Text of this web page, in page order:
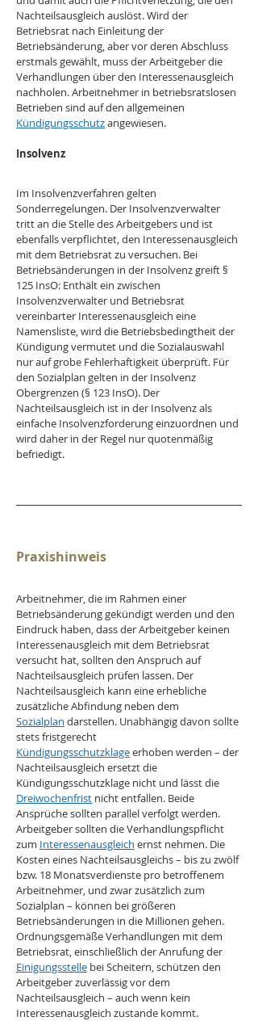
Nachteilsausgleich auslöst. Wird der
Betriebsrat nach Einleitung der
Betriebsänderung, aber vor deren Abschluss
erstmals gewählt, muss der Arbeitgeber die
Verhandlungen über den Interessenausgleich
nachholen. Arbeitnehmer in betriebsratslosen
Betrieben sind auf den allgemeinen
Kündigungsschutz angewiesen.
Insolvenz
Im Insolvenzverfahren gelten
Sonderregelungen. Der Insolvenzverwalter
tritt an die Stelle des Arbeitgebers und ist
ebenfalls verpflichtet, den Interessenausgleich
mit dem Betriebsrat zu versuchen. Bei
Betriebsänderungen in der Insolvenz greift §
125 InsO: Enthält ein zwischen
Insolvenzverwalter und Betriebsrat
vereinbarter Interessenausgleich eine
Namensliste, wird die Betriebsbedingtheit der
Kündigung vermutet und die Sozialauswahl
nur auf grobe Fehlerhaftigkeit überprüft. Für
den Sozialplan gelten in der Insolvenz
Obergrenzen (§ 123 InsO). Der
Nachteilsausgleich ist in der Insolvenz als
einfache Insolvenzforderung einzuordnen und
wird daher in der Regel nur quotenmäßig
befriedigt.
Praxishinweis
Arbeitnehmer, die im Rahmen einer
Betriebsänderung gekündigt werden und den
Eindruck haben, dass der Arbeitgeber keinen
Interessenausgleich mit dem Betriebsrat
versucht hat, sollten den Anspruch auf
Nachteilsausgleich prüfen lassen. Der
Nachteilsausgleich kann eine erhebliche
zusätzliche Abfindung neben dem
Sozialplan darstellen. Unabhängig davon sollte
stets fristgerecht
Kündigungsschutzklage erhoben werden – der
Nachteilsausgleich ersetzt die
Kündigungsschutzklage nicht und lässt die
Dreiwochenfrist nicht entfallen. Beide
Ansprüche sollten parallel verfolgt werden.
Arbeitgeber sollten die Verhandlungspflicht
zum Interessenausgleich ernst nehmen. Die
Kosten eines Nachteilsausgleichs – bis zu zwölf
bzw. 18 Monatsverdienste pro betroffenem
Arbeitnehmer, und zwar zusätzlich zum
Sozialplan – können bei größeren
Betriebsänderungen in die Millionen gehen.
Ordnungsgemäße Verhandlungen mit dem
Betriebsrat, einschließlich der Anrufung der
Einigungsstelle bei Scheitern, schützen den
Arbeitgeber zuverlässig vor dem
Nachteilsausgleich – auch wenn kein
Interessenausgleich zustande kommt.